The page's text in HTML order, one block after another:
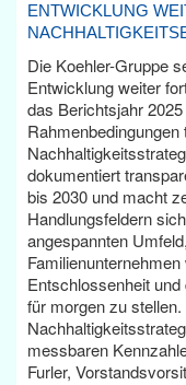
ENTWICKLUNG
Die Koehler-Gruppe
Entwicklung weiter
das Berichtsjahr
dokumentiert
bis 2030 und macht
Handlungsfeldern
angespannten
Entschlossenheit
für morgen zu
messbaren
Furler,